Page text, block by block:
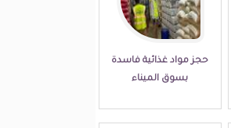
حجز مواد غذائية فاسدة
بسوق الميناء